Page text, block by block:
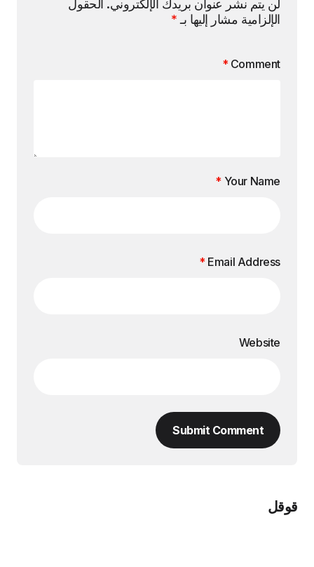
لن يتم نشر عنوان بريدك الإلكتروني. الحقول
الإلزامية مشار إليها بـ *
Comment
*
Your Name
*
Email Address
*
Website
Submit Comment
قوقل